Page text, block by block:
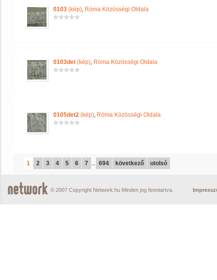
0103 (kép), Róma Közösségi Oldala
0103det (kép), Róma Közösségi Oldala
0105det2 (kép), Róma Közösségi Oldala
1 2 3 4 5 6 7 ... 694 következő utolsó
© 2007 Copyright Network.hu Minden jog fenntartva.